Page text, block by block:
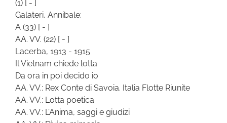
(1) [ - ]
Galateri, Annibale:
A (33) [ - ]
AA. VV. (22) [ - ]
Lacerba, 1913 - 1915
Il Vietnam chiede lotta
Da ora in poi decido io
AA. VV.: Rex Conte di Savoia. Italia Flotte Riunite
AA. VV.: Lotta poetica
AA. VV.: L’Anima, saggi e giudizi